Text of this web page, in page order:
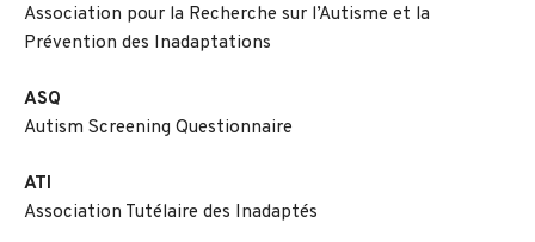
Association pour la Recherche sur l’Autisme et la
Prévention des Inadaptations
ASQ
Autism Screening Questionnaire
ATI
Association Tutélaire des Inadaptés